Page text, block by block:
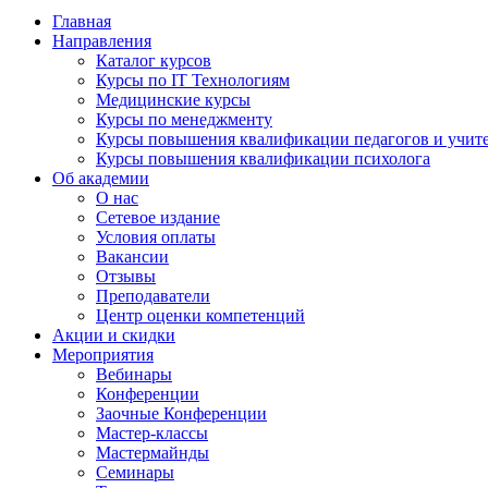
Главная
Направления
Каталог курсов
Курсы по IT Технологиям
Медицинские курсы
Курсы по менеджменту
Курсы повышения квалификации педагогов и
Курсы повышения квалификации психолога
Об академии
О нас
Сетевое издание
Условия оплаты
Вакансии
Отзывы
Преподаватели
Центр оценки компетенций
Акции и скидки
Мероприятия
Вебинары
Конференции
Заочные Конференции
Мастер-классы
Мастермайнды
Семинары